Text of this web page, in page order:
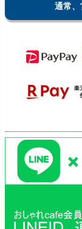
通常